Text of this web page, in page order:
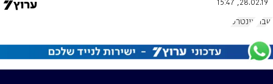
28.02.19, 15:47
שבת אינטרט